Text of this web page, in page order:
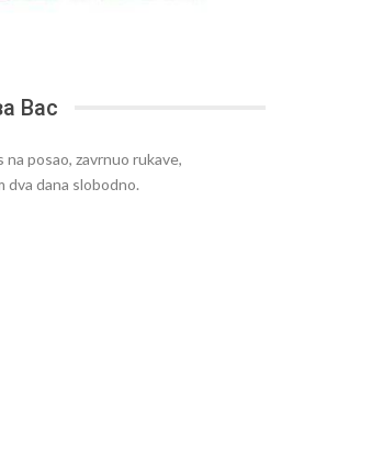
Вас
posao, zavrnuo rukave,
dva dana slobodno.